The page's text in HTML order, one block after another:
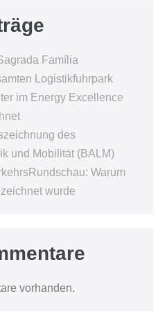
Família
Logistikfuhrpark
im Energy Excellence
des
und Mobilität (BALM)
Warum
wurde
vorhanden.